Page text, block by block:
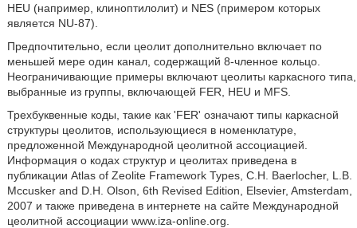
HEU (например, клиноптилолит) и NES (примером которых
является NU-87).
Предпочтительно, если цеолит дополнительно включает по
меньшей мере один канал, содержащий 8-членное кольцо.
Неограничивающие примеры включают цеолиты каркасного типа,
выбранные из группы, включающей FER, HEU и MFS.
Трехбуквенные коды, такие как 'FER' означают типы каркасной
структуры цеолитов, использующиеся в номенклатуре,
предложенной Международной цеолитной ассоциацией.
Информация о кодах структур и цеолитах приведена в
публикации Atlas of Zeolite Framework Types, C.H. Baerlocher, L.B.
Mccusker and D.H. Olson, 6th Revised Edition, Elsevier, Amsterdam,
2007 и также приведена в интернете на сайте Международной
цеолитной ассоциации www.iza-online.org.